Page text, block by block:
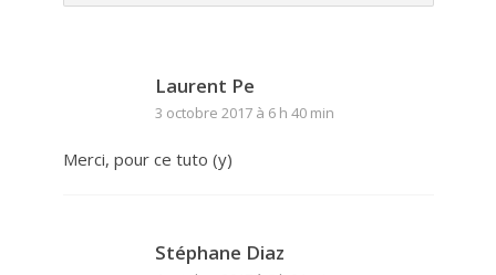
Laurent Pe
3 octobre 2017 à 6 h 40 min
Merci, pour ce tuto (y)
Stéphane Diaz